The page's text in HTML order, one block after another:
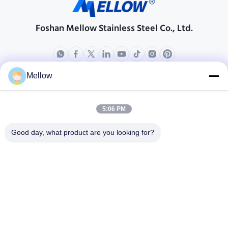
Foshan Mellow Stainless Steel Co., Ltd.
productos
Perfil de compañía
Control de calidad
Mellow
5:06 PM
Good day, what product are you looking for?